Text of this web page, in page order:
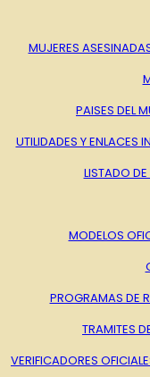
MUJERES
PAISES DEL
UTILIDADES Y
LISTADO
MODELOS
PROGRAMAS DE
TRAMITES
VERIFICADORES